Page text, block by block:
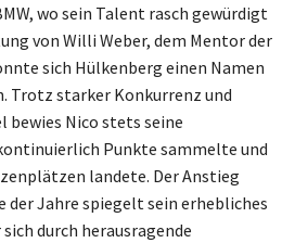
wo sein Talent rasch gewürdigt
von Willi Weber, dem Mentor der
sich Hülkenberg einen Namen
Trotz starker Konkurrenz und
bewies Nico stets seine
Punkte sammelte und
landete. Der Anstieg
der Jahre spiegelt sein erhebliches
durch herausragende